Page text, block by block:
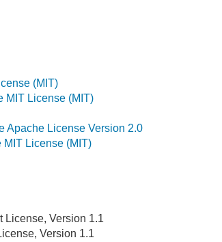
(MIT)
MIT License (MIT)
Apache License Version 2.0
MIT License (MIT)
License, Version 1.1
Version 1.1